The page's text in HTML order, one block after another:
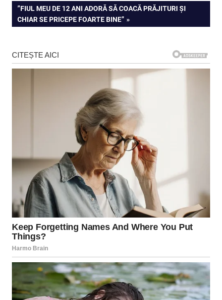
articole
NEXT
POST:
”FIUL MEU DE 12 ANI ADORĂ SĂ COACĂ PRĂJITURI ȘI
CHIAR SE PRICEPE FOARTE BINE”